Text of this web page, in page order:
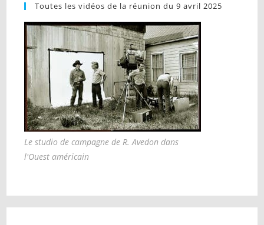
Toutes les vidéos de la réunion du 9 avril 2025
Le studio de campagne de R. Avedon dans
l'Ouest américain